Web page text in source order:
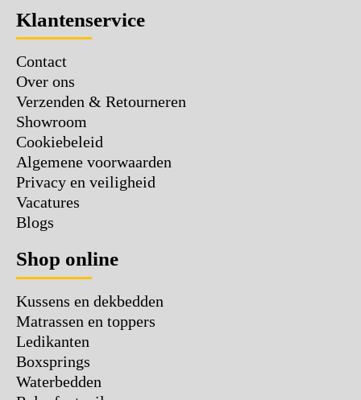
Klantenservice
Contact
Over ons
Verzenden & Retourneren
Showroom
Cookiebeleid
Algemene voorwaarden
Privacy en veiligheid
Vacatures
Blogs
Shop online
Kussens en dekbedden
Matrassen en toppers
Ledikanten
Boxsprings
Waterbedden